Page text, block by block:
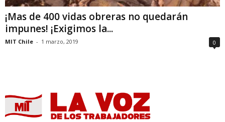
¡Mas de 400 vidas obreras no quedarán
impunes! ¡Exigimos la...
MIT Chile - 1 marzo, 2019 0